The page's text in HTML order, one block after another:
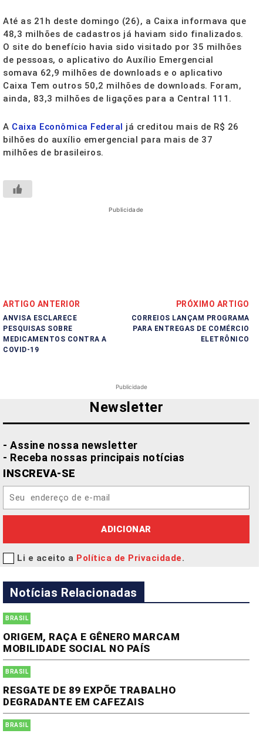
Até as 21h deste domingo (26), a Caixa informava que
48,3 milhões de cadastros já haviam sido finalizados.
O site do benefício havia sido visitado por 35 milhões
de pessoas, o aplicativo do Auxílio Emergencial
somava 62,9 milhões de downloads e o aplicativo
Caixa Tem outros 50,2 milhões de downloads. Foram,
ainda, 83,3 milhões de ligações para a Central 111.
A Caixa Econômica Federal já creditou mais de R$ 26
bilhões do auxílio emergencial para mais de 37
milhões de brasileiros.
Publicidade
ARTIGO ANTERIOR
ANVISA ESCLARECE
PESQUISAS SOBRE
MEDICAMENTOS CONTRA A
COVID-19
PRÓXIMO ARTIGO
CORREIOS LANÇAM PROGRAMA
PARA ENTREGAS DE COMÉRCIO
ELETRÔNICO
Publicidade
Newsletter
- Assine nossa newsletter
- Receba nossas principais notícias
INSCREVA-SE
ADICIONAR
Li e aceito a Política de Privacidade.
Notícias Relacionadas
BRASIL
ORIGEM, RAÇA E GÊNERO MARCAM
MOBILIDADE SOCIAL NO PAÍS
BRASIL
RESGATE DE 89 EXPÕE TRABALHO
DEGRADANTE EM CAFEZAIS
BRASIL